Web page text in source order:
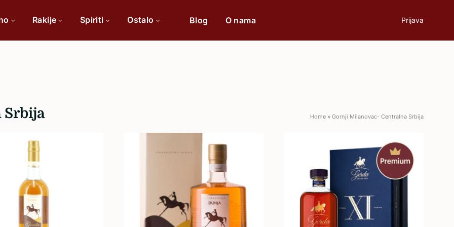
Chardonnay
Merlot
Tamjanika
Pinot Noir
Vranac
Svečane prilike
Rakije Spiriti Ostalo Blog O nama Prijava
Srbija Home » Gornji Milanovac- Centralna Srbija